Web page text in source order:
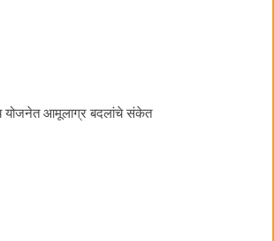
योजनेत आमूलाग्र बदलांचे संकेत